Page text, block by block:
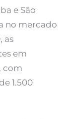
e São
no mercado
as
em
com
1.500